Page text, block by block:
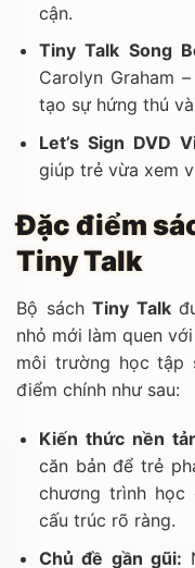
cận.
Tiny Talk Song
Carolyn Graham
tạo sự hứng thú
Let’s Sign DVD
giúp trẻ vừa xem
Đặc điểm
Tiny Talk
Bộ sách Tiny Talk
nhỏ mới làm quen
môi trường học tập
điểm chính như sau:
Kiến thức nền
căn bản để trẻ
chương trình
cấu trúc rõ ràng.
Chủ đề gần gũi: